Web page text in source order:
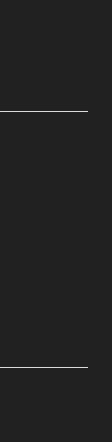
lực bảo vệ